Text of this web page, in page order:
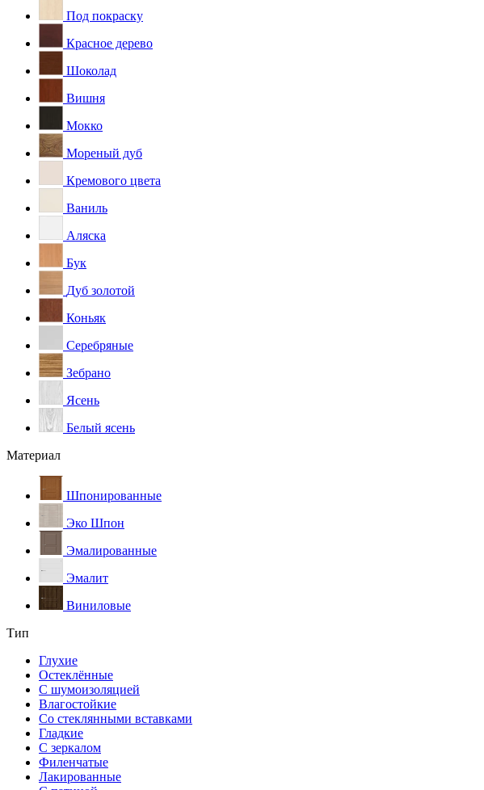
Под покраску
Красное дерево
Шоколад
Вишня
Мокко
Мореный дуб
Кремового цвета
Ваниль
Аляска
Бук
Дуб золотой
Коньяк
Серебряные
Зебрано
Ясень
Белый ясень
Материал
Шпонированные
Эко Шпон
Эмалированные
Эмалит
Виниловые
Тип
Глухие
Остеклённые
С шумоизоляцией
Влагостойкие
Со стеклянными вставками
Гладкие
С зеркалом
Филенчатые
Лакированные